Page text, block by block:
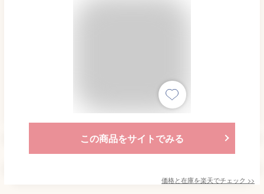
この商品をサイトでみる
価格と在庫を楽天でチェック >>